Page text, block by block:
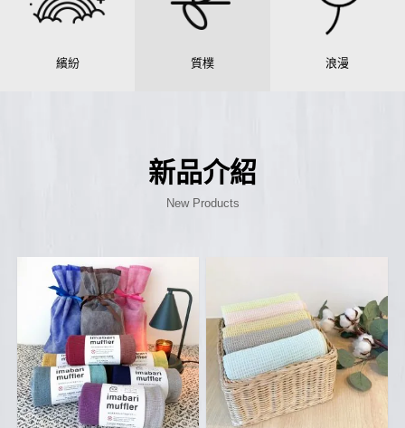
繽紛 質樸 浪漫
新品介紹
New Products